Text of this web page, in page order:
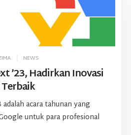
’23, Hadirkan Inovasi
NEWS
acara tahunan yang
untuk para profesional